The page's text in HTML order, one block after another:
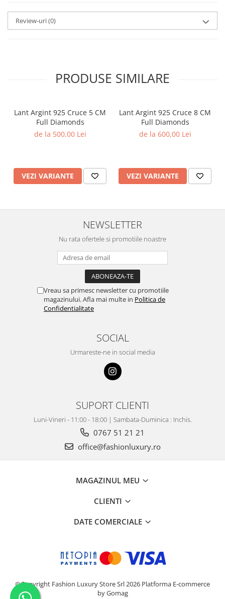
Review-uri(0)
PRODUSE SIMILARE
Lant Argint 925 Cruce 5 CM
Full Diamonds
de la 500,00 Lei
VEZI VARIANTE
Lant Argint 925 Cruce 8 CM
Full Diamonds
de la 600,00 Lei
VEZI VARIANTE
NEWSLETTER
Nu rata ofertele si promotiile noastre
Vreau sa primesc newsletter cu promotiile
magazinului. Afla mai multe in Politica de
Confidentialitate
SOCIAL
Urmareste-ne in social media
SUPORT CLIENTI
Luni-Vineri - 11:00 - 18:00 | Sambata-Duminica : Inchis.
0767 51 21 21
office@fashionluxury.ro
MAGAZINUL MEU
CLIENTI
DATE COMERCIALE
©Copyright Fashion Luxury Store Srl 2026 Platforma E-commerce
by Gomag